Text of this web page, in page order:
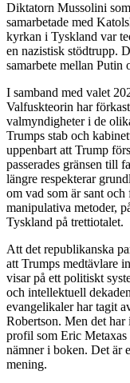
Diktatorn Mussolini
samarbetade med
kyrkan i Tyskland var
en nazistisk stödtrupp.
samarbete mellan Putin
I samband med valet
Valfuskteorin har
valmyndigheter i de
Trumps stab och
uppenbart att Trump
passerades gränsen till
längre respekterar
om vad som är sant
manipulativa metoder,
Tyskland på trettiotalet.
Att det republikanska
att Trumps medtävlare
visar på ett politiskt
och intellektuell
evangelikaler har tagit
Robertson. Men det har
profil som Eric
nämner i boken. Det är
mening.